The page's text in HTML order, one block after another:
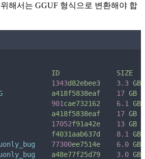
해서는 GGUF 형식으로 변환해야 합
ID
SIZE
1343d82ebee3 3.3 GB
a418f5838eaf 17 GB
901cae732162 6.1
GB
a418f5838eaf 17 GB
17052f91a42e 13 GB
f4031aab637d 8.1
GB
77300ee7514e 6.0 GB
a48e77f25d79 3.0 GB